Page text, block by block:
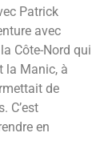
Patrick
avec
Côte-Nord qui
la Manic, à
de
C’est
en